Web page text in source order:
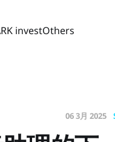
investOthers
06 3月 2025